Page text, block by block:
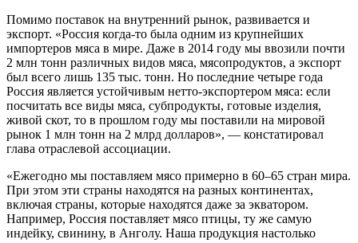
Помимо поставок на внутренний рынок, развивается и
экспорт. «Россия когда-то была одним из крупнейших
импортеров мяса в мире. Даже в 2014 году мы ввозили почти
2 млн тонн различных видов мяса, мясопродуктов, а экспорт
был всего лишь 135 тыс. тонн. Но последние четыре года
Россия является устойчивым нетто-экспортером мяса: если
посчитать все виды мяса, субпродукты, готовые изделия,
живой скот, то в прошлом году мы поставили на мировой
рынок 1 млн тонн на 2 млрд долларов», — констатировал
глава отраслевой ассоциации.
«Ежегодно мы поставляем мясо примерно в 60–65 стран мира.
При этом эти страны находятся на разных континентах,
включая страны, которые находятся даже за экватором.
Например, Россия поставляет мясо птицы, ту же самую
индейку, свинину, в Анголу. Наша продукция настолько